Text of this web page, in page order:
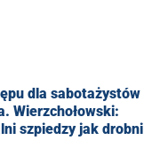
dla sabotażystów
Wierzchołowski:
szpiedzy jak drobni